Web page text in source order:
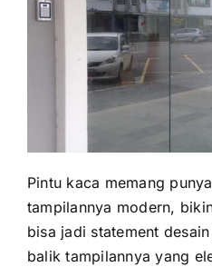
Pintu kaca memang
tampilannya modern,
bisa jadi statement
balik tampilannya yang